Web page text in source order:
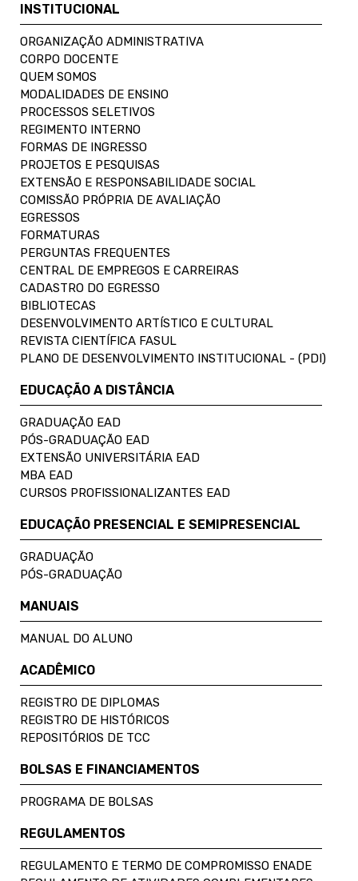
INSTITUCIONAL
ORGANIZAÇÃO ADMINISTRATIVA
CORPO DOCENTE
QUEM SOMOS
MODALIDADES DE ENSINO
PROCESSOS SELETIVOS
REGIMENTO INTERNO
FORMAS DE INGRESSO
PROJETOS E PESQUISAS
EXTENSÃO E RESPONSABILIDADE SOCIAL
COMISSÃO PRÓPRIA DE AVALIAÇÃO
EGRESSOS
FORMATURAS
PERGUNTAS FREQUENTES
CENTRAL DE EMPREGOS E CARREIRAS
CADASTRO DO EGRESSO
BIBLIOTECAS
DESENVOLVIMENTO ARTÍSTICO E CULTURAL
REVISTA CIENTÍFICA FASUL
PLANO DE DESENVOLVIMENTO INSTITUCIONAL - (PDI)
EDUCAÇÃO A DISTÂNCIA
GRADUAÇÃO EAD
PÓS-GRADUAÇÃO EAD
EXTENSÃO UNIVERSITÁRIA EAD
MBA EAD
CURSOS PROFISSIONALIZANTES EAD
EDUCAÇÃO PRESENCIAL E SEMIPRESENCIAL
GRADUAÇÃO
PÓS-GRADUAÇÃO
MANUAIS
MANUAL DO ALUNO
ACADÊMICO
REGISTRO DE DIPLOMAS
REGISTRO DE HISTÓRICOS
REPOSITÓRIOS DE TCC
BOLSAS E FINANCIAMENTOS
PROGRAMA DE BOLSAS
REGULAMENTOS
REGULAMENTO E TERMO DE COMPROMISSO ENADE